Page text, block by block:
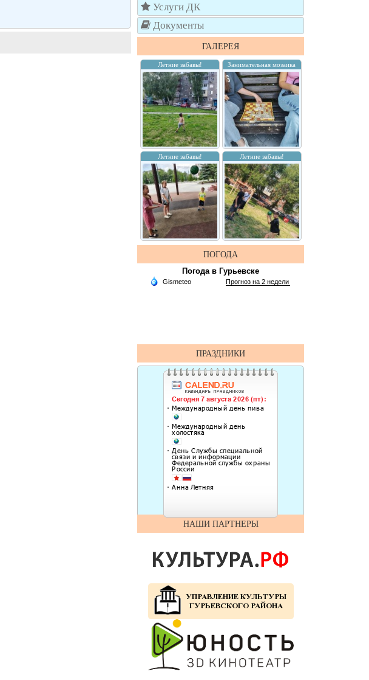
Услуги ДК
Документы
ГАЛЕРЕЯ
Летние забавы! Занимательная мозаика
Летние забавы! Летние забавы!
ПОГОДА
Погода в Гурьевске
ПРАЗДНИКИ
НАШИ ПАРТНЕРЫ